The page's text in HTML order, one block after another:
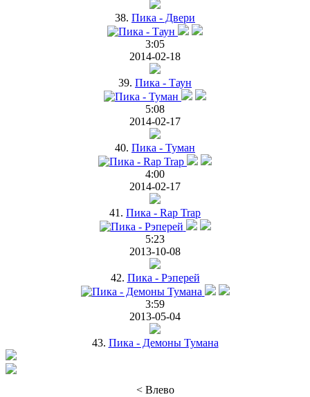
38. Пика - Двери
3:05
2014-02-18
39. Пика - Таун
5:08
2014-02-17
40. Пика - Туман
4:00
2014-02-17
41. Пика - Rap Trap
5:23
2013-10-08
42. Пика - Рэперей
3:59
2013-05-04
43. Пика - Демоны Тумана
< Влево